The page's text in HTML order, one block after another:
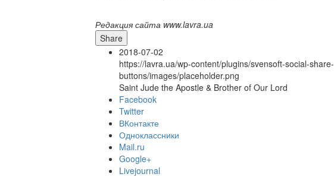
Редакция сайта www.lavra.ua
Share
2018-07-02
https://lavra.ua/wp-content/plugins/svensoft-social-share-
buttons/images/placeholder.png
Saint Jude the Apostle & Brother of Our Lord
Facebook
Twitter
ВКонтакте
Одноклассники
Mail.ru
Google+
Livejournal